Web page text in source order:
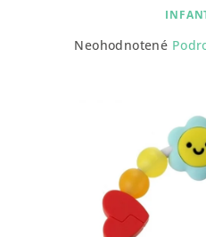
Neohodnotené